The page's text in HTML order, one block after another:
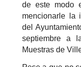
de este modo
mencionarle la
del
septiembre a
Muestras de